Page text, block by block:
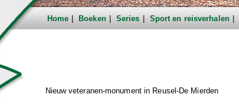
Home Boeken Series Sport en reisverhalen
Nieuw veteranen-monument in Reusel-De Mierden